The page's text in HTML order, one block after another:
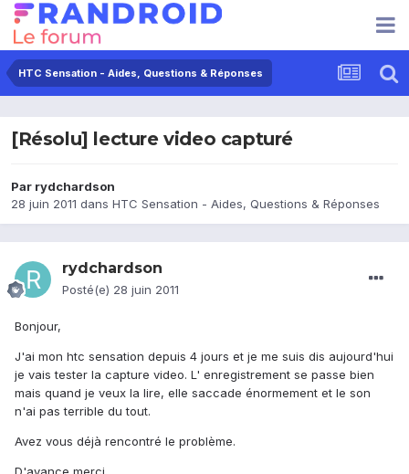
HTC Sensation - Aides, Questions & Réponses
[Résolu] lecture video capturé
Par rydchardson
28 juin 2011 dans HTC Sensation - Aides, Questions & Réponses
rydchardson
Posté(e) 28 juin 2011
Bonjour,
J'ai mon htc sensation depuis 4 jours et je me suis dis aujourd'hui
je vais tester la capture video. L' enregistrement se passe bien
mais quand je veux la lire, elle saccade énormement et le son
n'ai pas terrible du tout.
Avez vous déjà rencontré le problème.